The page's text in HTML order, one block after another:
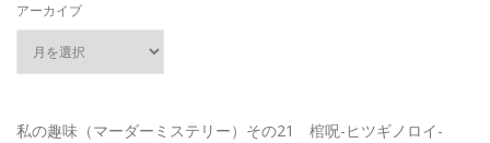
アーカイブ
私の趣味（マーダーミステリー）その21 棺呪-ヒツギノロイ-